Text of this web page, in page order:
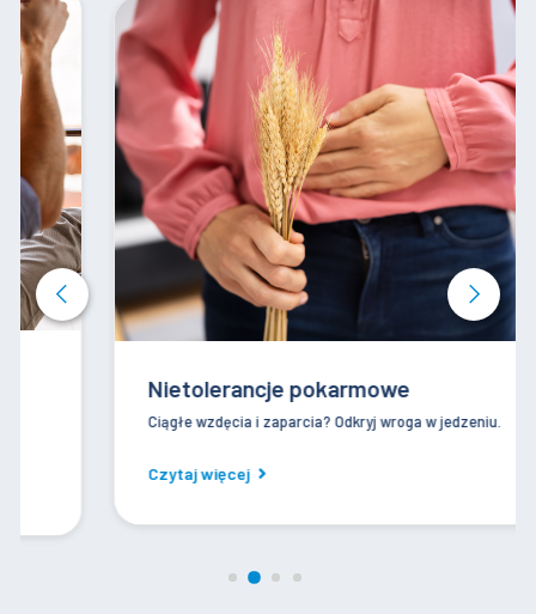
Nietolerancje pokarmowe
Ciągłe wzdęcia i zaparcia? Odkryj wroga w jedzeniu.
Czytaj więcej